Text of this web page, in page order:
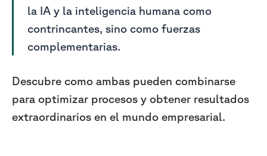
la IA y la inteligencia humana como
contrincantes, sino como fuerzas
complementarias.
Descubre como ambas pueden combinarse
para optimizar procesos y obtener resultados
extraordinarios en el mundo empresarial.